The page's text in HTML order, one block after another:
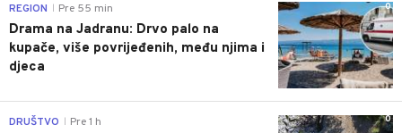
0
REGION Pre 55 min
Drama na Jadranu: Drvo palo na
kupače, više povrijeđenih, među njima i
djeca
0
DRUŠTVO Pre 1 h